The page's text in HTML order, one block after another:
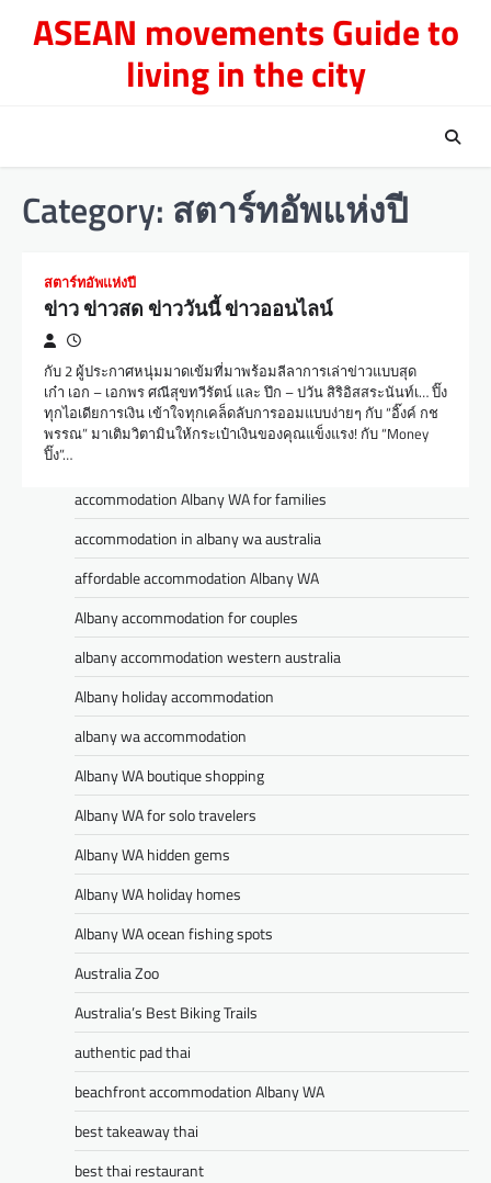
ASEAN movements Guide to
living in the city
Category: สตาร์ทอัพแห่งปี
สตาร์ทอัพแห่งปี
ข่าว ข่าวสด ข่าววันนี้ ข่าวออนไลน์
กับ 2 ผู้ประกาศหนุ่มมาดเข้มที่มาพร้อมลีลาการเล่าข่าวแบบสุด
เก๋า เอก – เอกพร ศณีสุขทวีรัตน์ และ ปึก – ปวัน สิริอิสสระนันท์เ… ปิ๊ง
ทุกไอเดียการเงิน เข้าใจทุกเคล็ดลับการออมแบบง่ายๆ กับ “อิ๊งค์ กช
พรรณ” มาเติมวิตามินให้กระเป๋าเงินของคุณแข็งแรง! กับ “Money
ปิ๊ง”…
accommodation Albany WA for families
accommodation in albany wa australia
affordable accommodation Albany WA
Albany accommodation for couples
albany accommodation western australia
Albany holiday accommodation
albany wa accommodation
Albany WA boutique shopping
Albany WA for solo travelers
Albany WA hidden gems
Albany WA holiday homes
Albany WA ocean fishing spots
Australia Zoo
Australia’s Best Biking Trails
authentic pad thai
beachfront accommodation Albany WA
best takeaway thai
best thai restaurant